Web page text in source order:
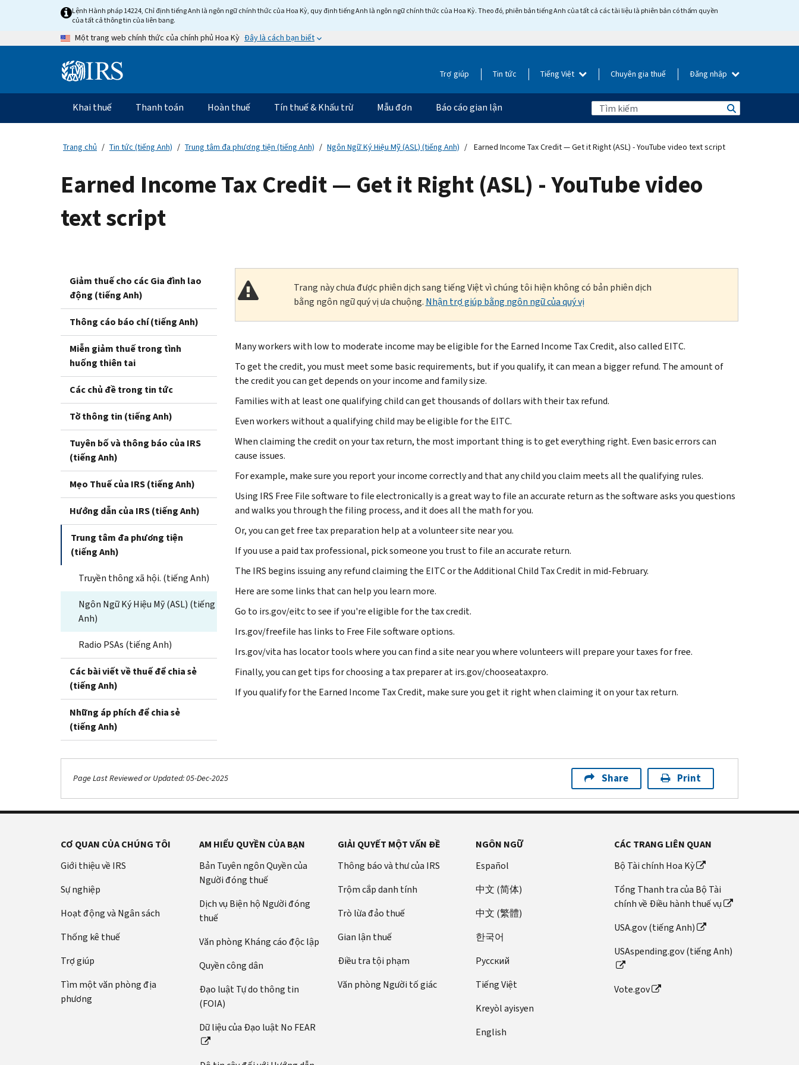
content
Lệnh Hành pháp 14224, Chỉ định tiếng Anh là ngôn ngữ chính thức của Hoa Kỳ, quy định tiếng Anh là ngôn ngữ chính thức của Hoa Kỳ. Theo đó, phiên bản tiếng Anh của tất cả các tài liệu là phiên bản có thẩm quyền
của tất cả thông tin của liên bang.
Một trang web chính thức của chính phủ Hoa Kỳ Đây là cách bạn biết
Information Trợ giúp Tin tức Tiếng Việt Chuyên gia thuế Đăng nhập
Điều
hướng
chính
Khai thuế Thanh toán Hoàn thuế Tín thuế & Khấu trừ Mẫu đơn Báo cáo gian lận
Trang chủ Tin tức (tiếng Anh) Trung tâm đa phương tiện (tiếng Anh) Ngôn Ngữ Ký Hiệu Mỹ (ASL) (tiếng Anh) Earned Income Tax Credit — Get it Right (ASL) - YouTube video text script
Earned Income Tax Credit — Get it Right (ASL) - YouTube video
text script
Giảm thuế cho các Gia đình lao
động (tiếng Anh)
Thông cáo báo chí (tiếng Anh)
Miễn giảm thuế trong tình
huống thiên tai
Các chủ đề trong tin tức
Tờ thông tin (tiếng Anh)
Tuyên bố và thông báo của IRS
(tiếng Anh)
Mẹo Thuế của IRS (tiếng Anh)
Hướng dẫn của IRS (tiếng Anh)
Trung tâm đa phương tiện
(tiếng Anh)
Truyền thông xã hội. (tiếng Anh)
Ngôn Ngữ Ký Hiệu Mỹ (ASL) (tiếng
Anh)
Radio PSAs (tiếng Anh)
Các bài viết về thuế để chia sẻ
(tiếng Anh)
Những áp phích để chia sẻ
(tiếng Anh)
Trang này chưa được phiên dịch sang tiếng Việt vì chúng tôi hiện không có bản phiên dịch
bằng ngôn ngữ quý vị ưa chuộng. Nhận trợ giúp bằng ngôn ngữ của quý vị
Many workers with low to moderate income may be eligible for the Earned Income Tax Credit, also called EITC.
To get the credit, you must meet some basic requirements, but if you qualify, it can mean a bigger refund. The amount of
the credit you can get depends on your income and family size.
Families with at least one qualifying child can get thousands of dollars with their tax refund.
Even workers without a qualifying child may be eligible for the EITC.
When claiming the credit on your tax return, the most important thing is to get everything right. Even basic errors can
cause issues.
For example, make sure you report your income correctly and that any child you claim meets all the qualifying rules.
Using IRS Free File software to file electronically is a great way to file an accurate return as the software asks you questions
and walks you through the filing process, and it does all the math for you.
Or, you can get free tax preparation help at a volunteer site near you.
If you use a paid tax professional, pick someone you trust to file an accurate return.
The IRS begins issuing any refund claiming the EITC or the Additional Child Tax Credit in mid-February.
Here are some links that can help you learn more.
Go to irs.gov/eitc to see if you're eligible for the tax credit.
Irs.gov/freefile has links to Free File software options.
Irs.gov/vita has locator tools where you can find a site near you where volunteers will prepare your taxes for free.
Finally, you can get tips for choosing a tax preparer at irs.gov/chooseataxpro.
If you qualify for the Earned Income Tax Credit, make sure you get it right when claiming it on your tax return.
Page Last Reviewed or Updated: 05-Dec-2025 Share Print
CƠ QUAN CỦA CHÚNG TÔI
Giới thiệu về IRS
Sự nghiệp
Hoạt động và Ngân sách
Thống kê thuế
Trợ giúp
Tìm một văn phòng địa
phương
AM HIỂU QUYỀN CỦA BẠN
Bản Tuyên ngôn Quyền của
Người đóng thuế
Dịch vụ Biện hộ Người đóng
thuế
Văn phòng Kháng cáo độc lập
Quyền công dân
Đạo luật Tự do thông tin
(FOIA)
Dữ liệu của Đạo luật No FEAR
GIẢI QUYẾT MỘT VẤN ĐỀ
Thông báo và thư của IRS
Trộm cắp danh tính
Trò lừa đảo thuế
Gian lận thuế
Điều tra tội phạm
Văn phòng Người tố giác
NGÔN NGỮ
Español
中文 (简体)
中文 (繁體)
한국어
Pусский
Tiếng Việt
Kreyòl ayisyen
English
CÁC TRANG LIÊN QUAN
Bộ Tài chính Hoa Kỳ
Tổng Thanh tra của Bộ Tài
chính về Điều hành thuế vụ
USA.gov (tiếng Anh)
USAspending.gov (tiếng Anh)
Vote.gov